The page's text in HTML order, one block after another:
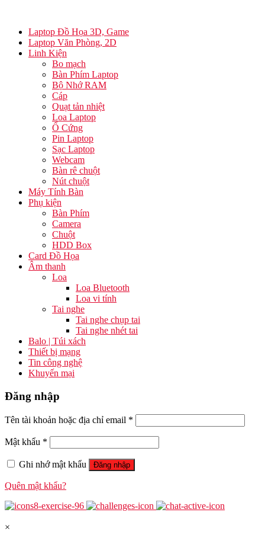
Laptop Đồ Họa 3D, Game
Laptop Văn Phòng, 2D
Linh Kiện
Bo mạch
Bàn Phím Laptop
Bộ Nhớ RAM
Cáp
Quạt tản nhiệt
Loa Laptop
Ổ Cứng
Pin Laptop
Sạc Laptop
Webcam
Bàn rê chuột
Nút chuột
Máy Tính Bàn
Phụ kiện
Bàn Phím
Camera
Chuột
HDD Box
Card Đồ Họa
Âm thanh
Loa
Loa Bluetooth
Loa vi tính
Tai nghe
Tai nghe chụp tai
Tai nghe nhét tai
Balo | Túi xách
Thiết bị mạng
Tin công nghệ
Khuyến mại
Đăng nhập
Tên tài khoản hoặc địa chỉ email *
Mật khẩu *
Ghi nhớ mật khẩu Đăng nhập
Quên mật khẩu?
×